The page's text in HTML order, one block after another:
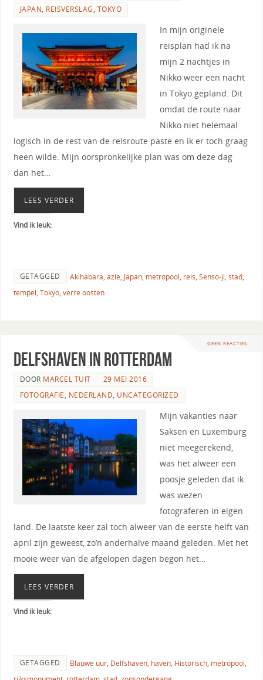
JAPAN, REISVERSLAG, TOKYO
In mijn originele
reisplan had ik na
mijn 2 nachtjes in
Nikko weer een nacht
in Tokyo gepland. Dit
omdat de route naar
Nikko niet helemaal
logisch in de rest van de reisroute paste en ik er toch graag
heen wilde. Mijn oorspronkelijke plan was om deze dag
dan het…
LEES VERDER
Vind ik leuk:
GETAGGED Akihabara, azie, Japan, metropool, reis, Senso-ji, stad,
tempel, Tokyo, verre oosten
GEEN REACTIES
Delfshaven in Rotterdam
DOOR MARCEL TUIT
29 MEI 2016
FOTOGRAFIE, NEDERLAND, UNCATEGORIZED
Mijn vakanties naar
Saksen en Luxemburg
niet meegerekend,
was het alweer een
poosje geleden dat ik
was wezen
fotograferen in eigen
land. De laatste keer zal toch alweer van de eerste helft van
april zijn geweest, zo’n anderhalve maand geleden. Met het
mooie weer van de afgelopen dagen begon het…
LEES VERDER
Vind ik leuk:
GETAGGED Blauwe uur, Delfshaven, haven, Historisch, metropool,